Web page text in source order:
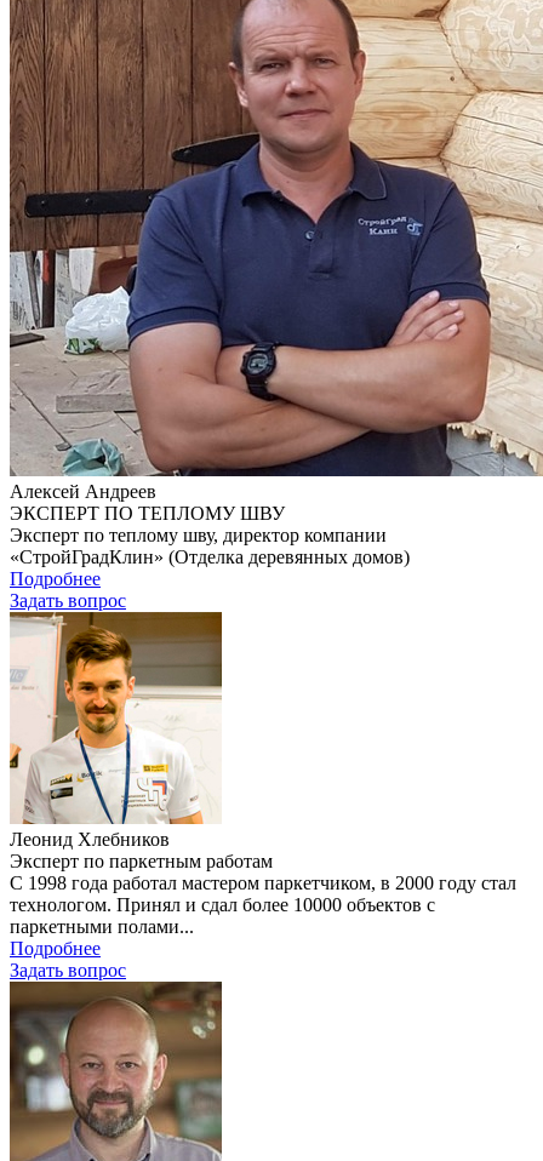
Алексей Андреев
ЭКСПЕРТ ПО ТЕПЛОМУ ШВУ
Эксперт по теплому шву, директор компании
«СтройГрадКлин» (Отделка деревянных домов)
Подробнее
Задать вопроc
Леонид Хлебников
Эксперт по паркетным работам
С 1998 года работал мастером паркетчиком, в 2000 году стал
технологом. Принял и сдал более 10000 объектов с
паркетными полами...
Подробнее
Задать вопроc